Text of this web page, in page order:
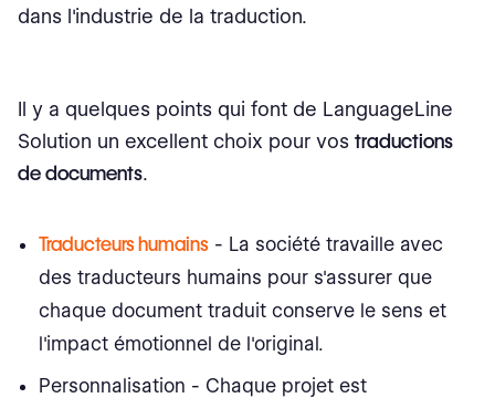
dans l'industrie de la traduction.
Il y a quelques points qui font de LanguageLine
Solution un excellent choix pour vos traductions
de documents.
Traducteurs humains - La société travaille avec
des traducteurs humains pour s'assurer que
chaque document traduit conserve le sens et
l'impact émotionnel de l'original.
Personnalisation - Chaque projet est